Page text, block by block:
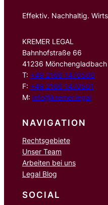
Effektiv. Nachhaltig.
KREMER LEGAL
Bahnhofstraße 66
41236 Mönchengladbach
T: +49 2166 1470500
F: +49 2166 1470501
M: info@kremer.legal
NAVIGATION
Rechtsgebiete
Unser Team
Arbeiten bei uns
Legal Blog
SOCIAL